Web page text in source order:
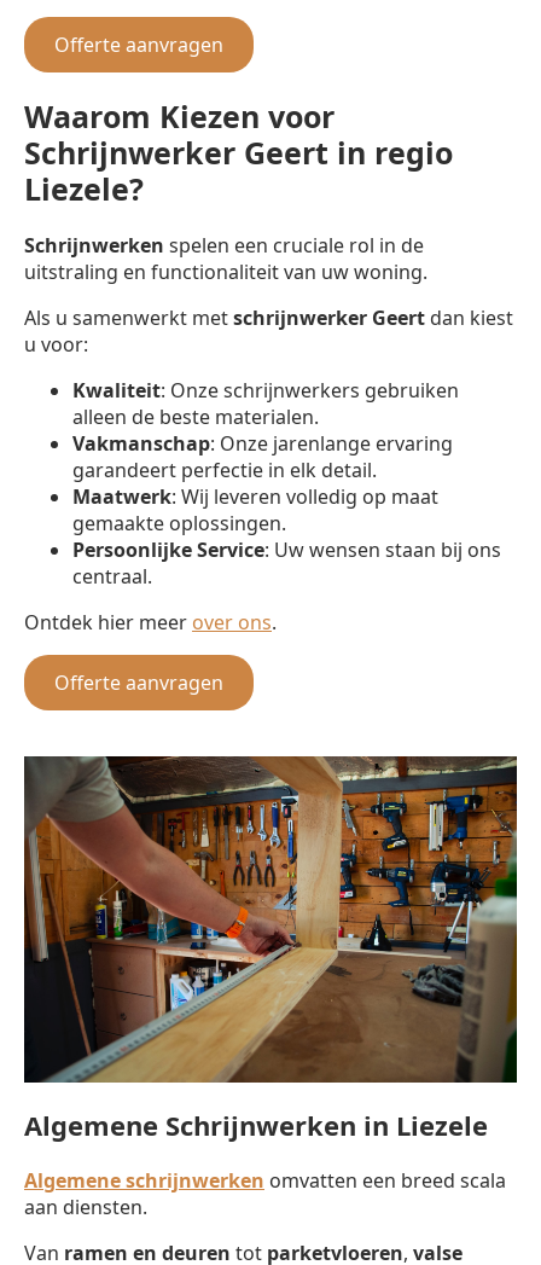
Offerte aanvragen
Waarom Kiezen voor
Schrijnwerker Geert in regio
Liezele?
Schrijnwerken spelen een cruciale rol in de
uitstraling en functionaliteit van uw woning.
Als u samenwerkt metschrijnwerker Geert dan kiest
u voor:
Kwaliteit: Onze schrijnwerkers gebruiken
alleen de beste materialen.
Vakmanschap: Onze jarenlange ervaring
garandeert perfectie in elk detail.
Maatwerk: Wij leveren volledig op maat
gemaakte oplossingen.
Persoonlijke Service: Uw wensen staan bij ons
centraal.
Ontdek hier meer over ons.
Offerte aanvragen
Algemene Schrijnwerken in Liezele
Algemene schrijnwerken omvatten een breed scala
aan diensten.
Van ramen en deuren tot parketvloeren, valse